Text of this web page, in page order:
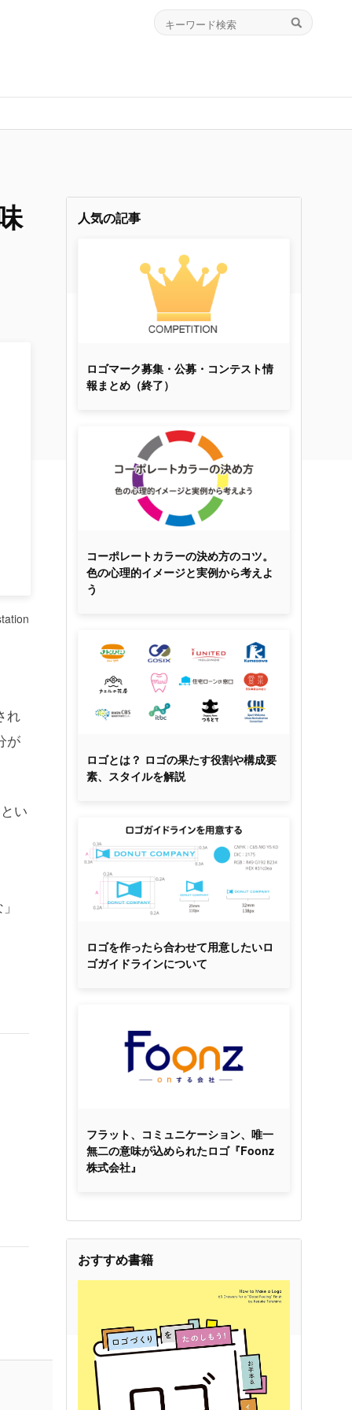
れ
が
い
人気の記事
ロゴマーク募集・公募・コンテスト情
報まとめ（終了）
コーポレートカラーの決め方のコツ。
色の心理的イメージと実例から考えよ
う
ロゴとは？ ロゴの果たす役割や構成要
素、スタイルを解説
ロゴを作ったら合わせて用意したいロ
ゴガイドラインについて
フラット、コミュニケーション、唯一
無二の意味が込められたロゴ『Foonz
株式会社』
おすすめ書籍